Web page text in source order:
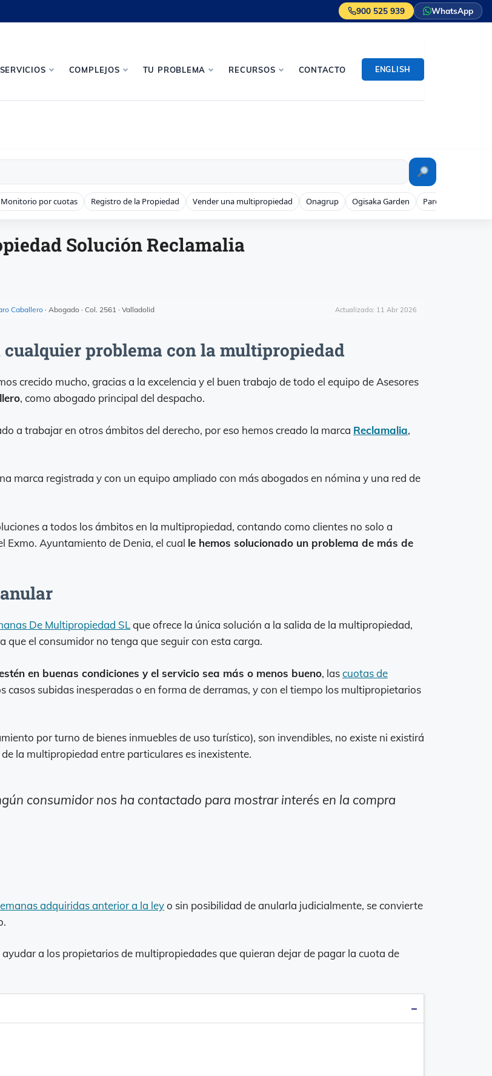
900 525 939 WhatsApp
SERVICIOS COMPLEJOS TU PROBLEMA RECURSOS CONTACTO ENGLISH
Monitorio por cuotas Registro de la Propiedad Vender una multipropiedad Onagrup Ogisaka Garden Parque Denia
Solución Reclamalia
Caballero · Abogado · Col. 2561 · Valladolid Actualizado: 11 Abr 2026
problema con la multipropiedad
crecido mucho, gracias a la excelencia y el buen trabajo de todo el equipo de Asesores
, como abogado principal del despacho.
a trabajar en otros ámbitos del derecho, por eso hemos creado la marca Reclamalia,
marca registrada y con un equipo ampliado con más abogados en nómina y una red de
a todos los ámbitos en la multipropiedad, contando como clientes no solo a
Exmo. Ayuntamiento de Denia, el cual le hemos solucionado un problema de más de
De Multipropiedad SLque ofrece la única solución a la salida de la multipropiedad,
el consumidor no tenga que seguir con esta carga.
en buenas condiciones y el servicio sea más o menos bueno, lascuotas de
casos subidas inesperadas o en forma de derramas, y con el tiempo los multipropietarios
por turno de bienes inmuebles de uso turístico), son invendibles, no existe ni existirá
de la multipropiedad entre particulares es inexistente.
consumidor nos ha contactado para mostrar interés en la compra
adquiridas anterior a la leyo sin posibilidad de anularla judicialmente, se convierte
a los propietarios de multipropiedades que quieran dejar de pagar la cuota de